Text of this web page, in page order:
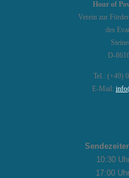
Hour of
Verein zur
des
D-
Tel.: (+49)
E-Mail:
10:30
17:00